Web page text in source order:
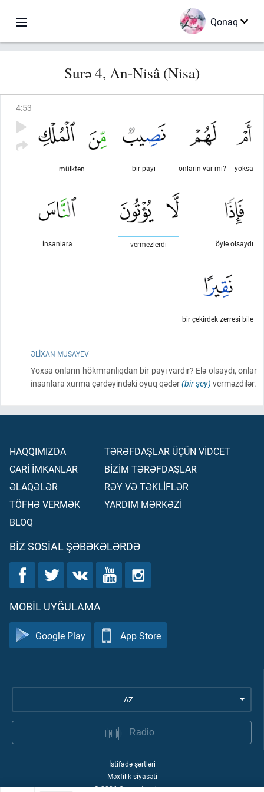
Qonaq
Surə 4, An-Nisâ (Nisa)
4:53
yoksa
onların var mı?
bir payı
mülkten
öyle olsaydı
vermezlerdi
insanlara
bir çekirdek zerresi bile
ƏLIXAN MUSAYEV
Yoxsa onların hökmranlıqdan bir payı vardır? Elə olsaydı, onlar
insanlara xurma çərdəyindəki oyuq qədər(bir şey) verməzdilər.
HAQQIMIZDA
CARİ İMKANLAR
ƏLAQƏLƏR
TÖFHƏ VERMƏK
BLOQ
TƏRƏFDAŞLAR ÜÇÜN VİDCET
BİZİM TƏRƏFDAŞLAR
RƏY VƏ TƏKLİFLƏR
YARDIM MƏRKƏZİ
BIZ SOSIAL ŞƏBƏKƏLƏRDƏ
MOBIL UYĞULAMA
Google Play App Store
AZ
Radio
İstifadə şərtləri
Məxfilik siyasəti
©2026Quran Academy